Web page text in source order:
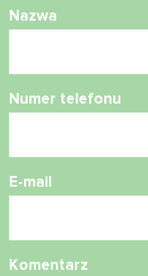
Nazwa
Numer telefonu
E-mail
Komentarz